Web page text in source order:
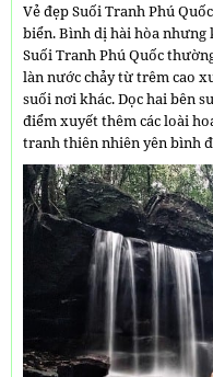
Vẻ đẹp Suối Tranh Phú
biển. Bình dị hài hòa
Suối Tranh Phú Quốc
làn nước chảy từ trêm cao
suối nơi khác. Dọc hai bên
điểm xuyết thêm các loài
tranh thiên nhiên yên bình